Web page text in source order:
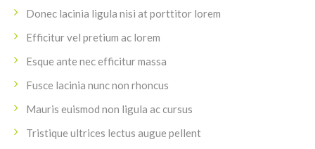
Donec lacinia ligula nisi at porttitor lorem
Efficitur vel pretium ac lorem
Esque ante nec efficitur massa
Fusce lacinia nunc non rhoncus
Mauris euismod non ligula ac cursus
Tristique ultrices lectus augue pellent